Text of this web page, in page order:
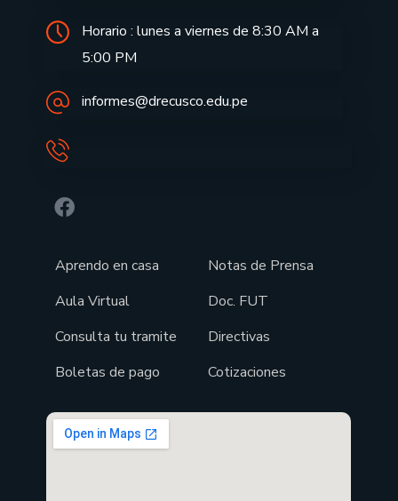
Horario : lunes a viernes de 8:30 AM a
5:00 PM
informes@drecusco.edu.pe
Aprendo en casa
Aula Virtual
Consulta tu tramite
Boletas de pago
Notas de Prensa
Doc. FUT
Directivas
Cotizaciones